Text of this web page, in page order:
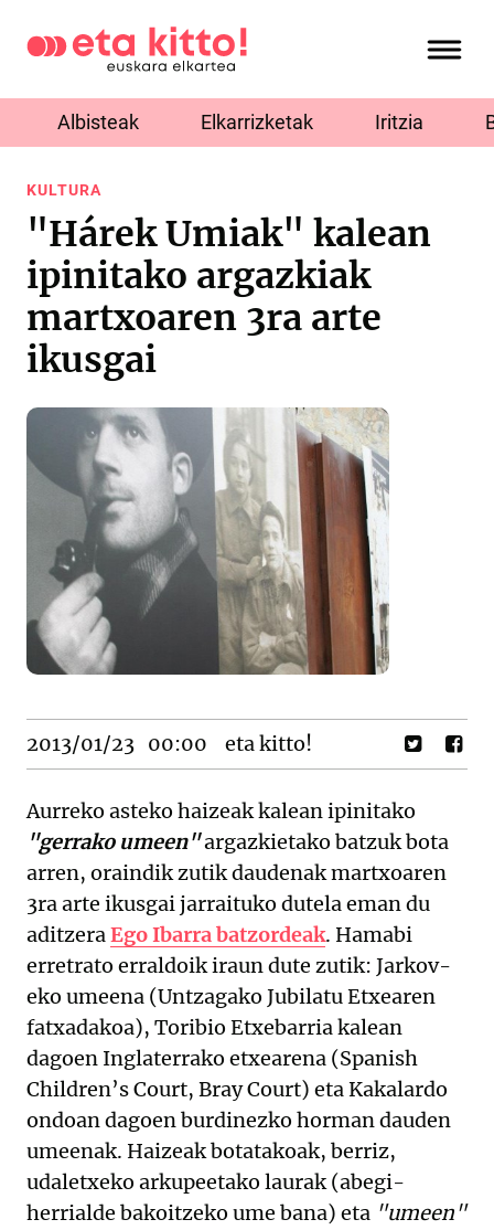
Albisteak Elkarrizketak Iritzia
KULTURA
"Hárek Umiak" kalean
ipinitako argazkiak
martxoaren 3ra arte
ikusgai
2013/01/23 00:00 eta kitto!
Aurreko asteko haizeak kalean ipinitako
"gerrako umeen"argazkietako batzuk bota
arren, oraindik zutik daudenak martxoaren
3ra arte ikusgai jarraituko dutela eman du
aditzeraEgo Ibarra batzordeak. Hamabi
erretrato erraldoik iraun dute zutik: Jarkov-
eko umeena (Untzagako Jubilatu Etxearen
fatxadakoa), Toribio Etxebarria kalean
dagoen Inglaterrako etxearena (Spanish
Children’s Court, Bray Court) eta Kakalardo
ondoan dagoen burdinezko horman dauden
umeenak. Haizeak botatakoak, berriz,
udaletxeko arkupeetako laurak (abegi-
herrialde bakoitzeko ume bana) eta "umeen"